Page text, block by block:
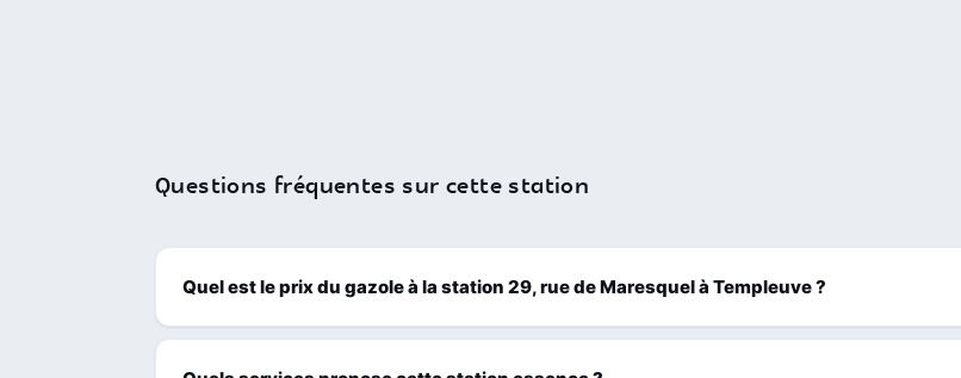
Questions fréquentes sur cette station
Quel est le prix du gazole à la station 29, rue de Maresquel à Templeuve ?